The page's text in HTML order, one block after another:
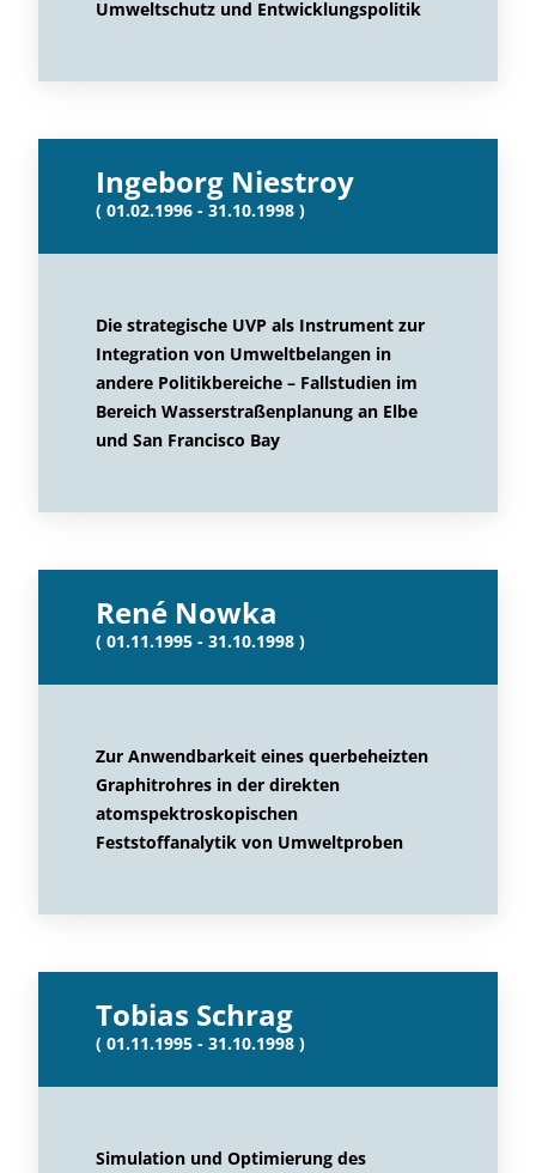
Umweltschutz und Entwicklungspolitik
Ingeborg Niestroy
( 01.02.1996 - 31.10.1998 )
Die strategische UVP als Instrument zur
Integration von Umweltbelangen in
andere Politikbereiche – Fallstudien im
Bereich Wasserstraßenplanung an Elbe
und San Francisco Bay
René Nowka
( 01.11.1995 - 31.10.1998 )
Zur Anwendbarkeit eines querbeheizten
Graphitrohres in der direkten
atomspektroskopischen
Feststoffanalytik von Umweltproben
Tobias Schrag
( 01.11.1995 - 31.10.1998 )
Simulation und Optimierung des